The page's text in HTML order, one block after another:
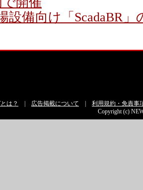
設備向け「ScadaBR」
は？ 広告掲載について
利用規約・免責事
Copyright (c)